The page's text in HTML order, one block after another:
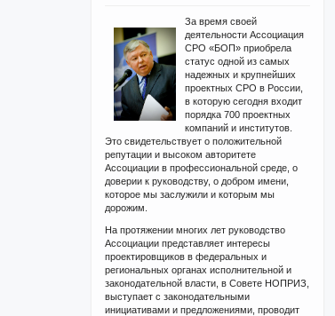
За время своей
деятельности Ассоциация
СРО «БОП» приобрела
статус одной из самых
надежных и крупнейших
проектных СРО в России,
в которую сегодня входит
порядка 700 проектных
компаний и институтов.
Это свидетельствует о положительной
репутации и высоком авторитете
Ассоциации в профессиональной среде, о
доверии к руководству, о добром имени,
которое мы заслужили и которым мы
дорожим.
На протяжении многих лет руководство
Ассоциации представляет интересы
проектировщиков в федеральных и
региональных органах исполнительной и
законодательной власти, в Совете НОПРИЗ,
выступает с законодательными
инициативами и предложениями, проводит